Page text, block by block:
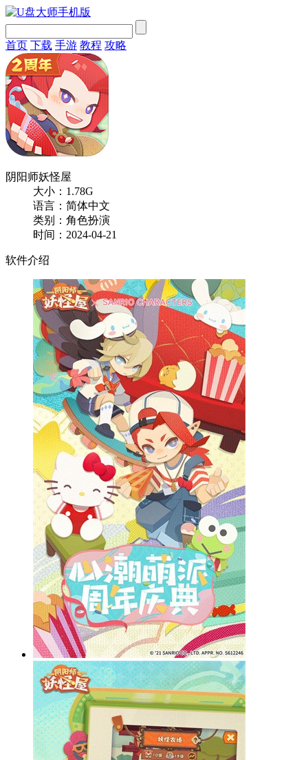
首页 下载 手游 教程 攻略
阴阳师妖怪屋
大小：1.78G
语言：简体中文
类别：角色扮演
时间：2024-04-21
软件介绍